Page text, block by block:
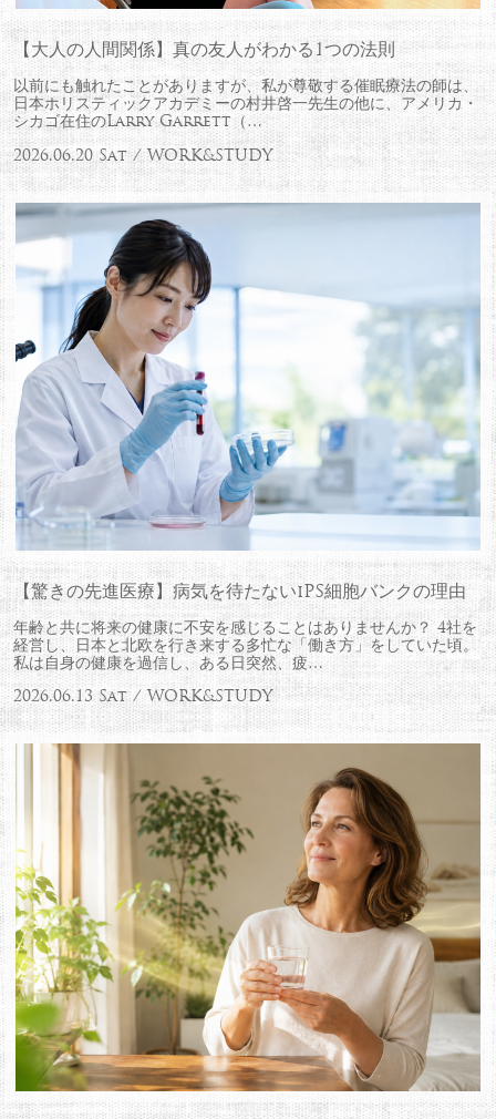
【大人の人間関係】真の友人がわかる1つの法則
以前にも触れたことがありますが、私が尊敬する催眠療法の師は、
日本ホリスティックアカデミーの村井啓一先生の他に、アメリカ・
シカゴ在住のLarry Garrett（…
2026.06.20 Sat / WORK&STUDY
【驚きの先進医療】病気を待たないiPS細胞バンクの理由
年齢と共に将来の健康に不安を感じることはありませんか？ 4社を
経営し、日本と北欧を行き来する多忙な「働き方」をしていた頃。
私は自身の健康を過信し、ある日突然、疲…
2026.06.13 Sat / WORK&STUDY